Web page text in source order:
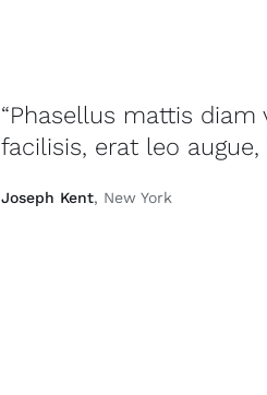
“Phasellus mattis diam
facilisis, erat leo augue,
Joseph Kent, New York